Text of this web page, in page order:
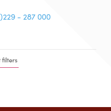
- 287 000
filters